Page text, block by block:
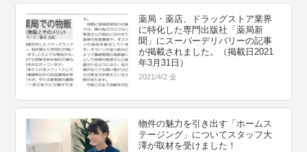
薬局・薬店、ドラッグストア業界
に特化した専門出版社「薬局新
聞」にスーパーデリバリーの記事
が掲載されました。（掲載日2021
年3月31日）
2021/4/2 金
物件の魅力を引き出す「ホームス
テージング」についてスタッフ大
澤が取材を受けました！